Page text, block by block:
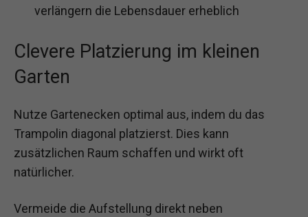
verlängern die Lebensdauer erheblich
Clevere Platzierung im kleinen
Garten
Nutze Gartenecken optimal aus, indem du das
Trampolin diagonal platzierst. Dies kann
zusätzlichen Raum schaffen und wirkt oft
natürlicher.
Vermeide die Aufstellung direkt neben